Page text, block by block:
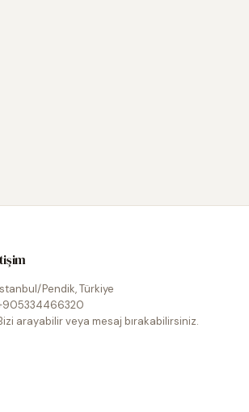
Pendik, Türkiye
arayabilir veya mesaj bırakabilirsiniz.